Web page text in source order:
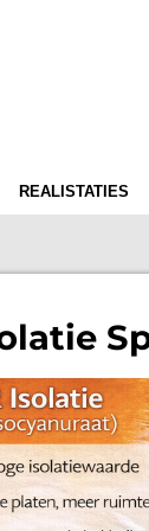
REALISTATIES